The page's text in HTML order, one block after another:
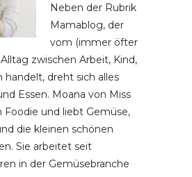
Neben der Rubrik
Mamablog, der
vom (immer öfter
zwischen Arbeit, Kind,
handelt, dreht sich alles
Essen. Moana von Miss
Foodie und liebt Gemüse,
die kleinen schönen
Sie arbeitet seit
in der Gemüsebranche